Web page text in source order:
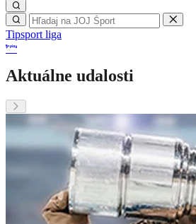
Tipsport liga
Aktuálne udalosti